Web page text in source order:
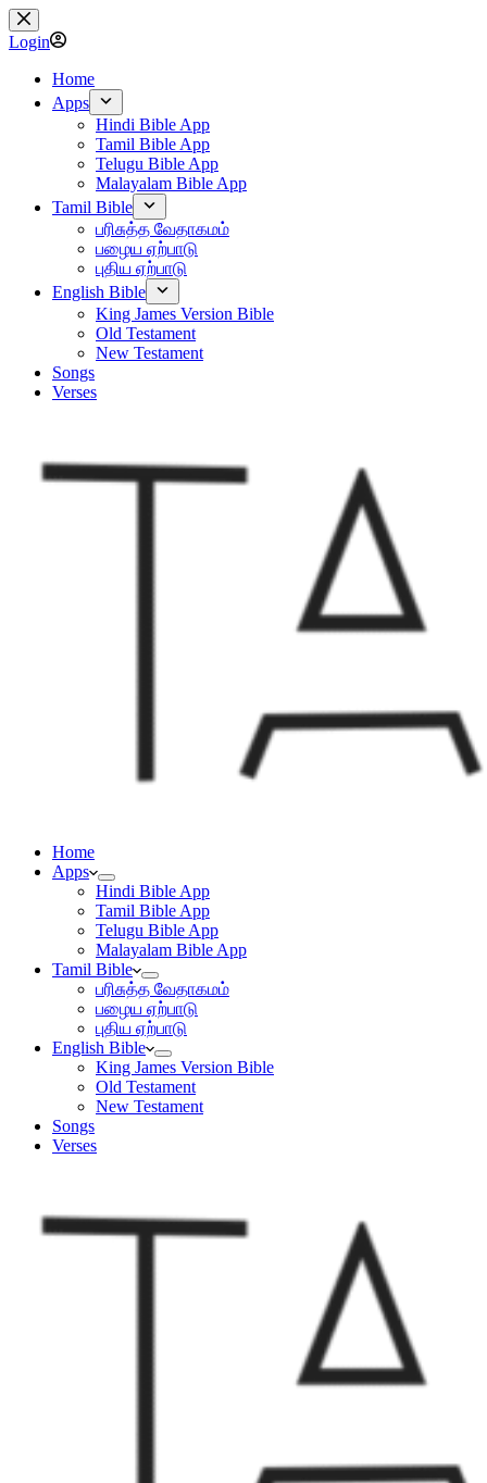
Skip
to
content
Login
Home
Apps
Hindi Bible App
Tamil Bible App
Telugu Bible App
Malayalam Bible App
Tamil Bible
பரிசுத்த வேதாகமம்
பழைய ஏற்பாடு
புதிய ஏற்பாடு
English Bible
King James Version Bible
Old Testament
New Testament
Songs
Verses
Home
Apps
Hindi Bible App
Tamil Bible App
Telugu Bible App
Malayalam Bible App
Tamil Bible
பரிசுத்த வேதாகமம்
பழைய ஏற்பாடு
புதிய ஏற்பாடு
English Bible
King James Version Bible
Old Testament
New Testament
Songs
Verses